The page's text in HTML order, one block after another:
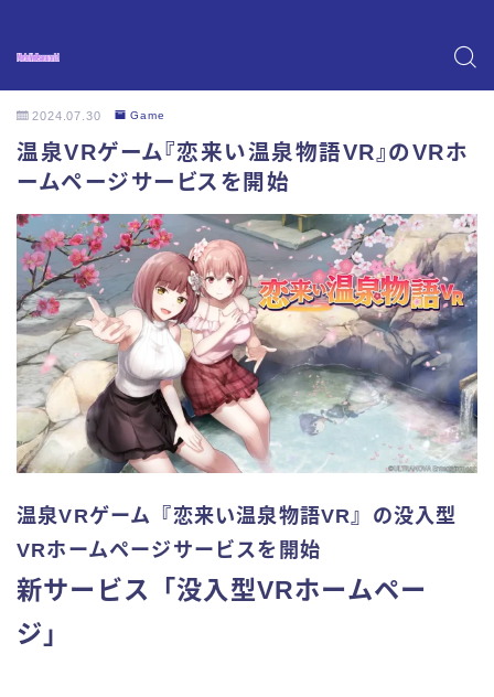
2024.07.30 Game
温泉VRゲーム『恋来い温泉物語VR』のVRホ
ームページサービスを開始
温泉VRゲーム『恋来い温泉物語VR』の没入型
VRホームページサービスを開始
新サービス「没入型VRホームペー
ジ」